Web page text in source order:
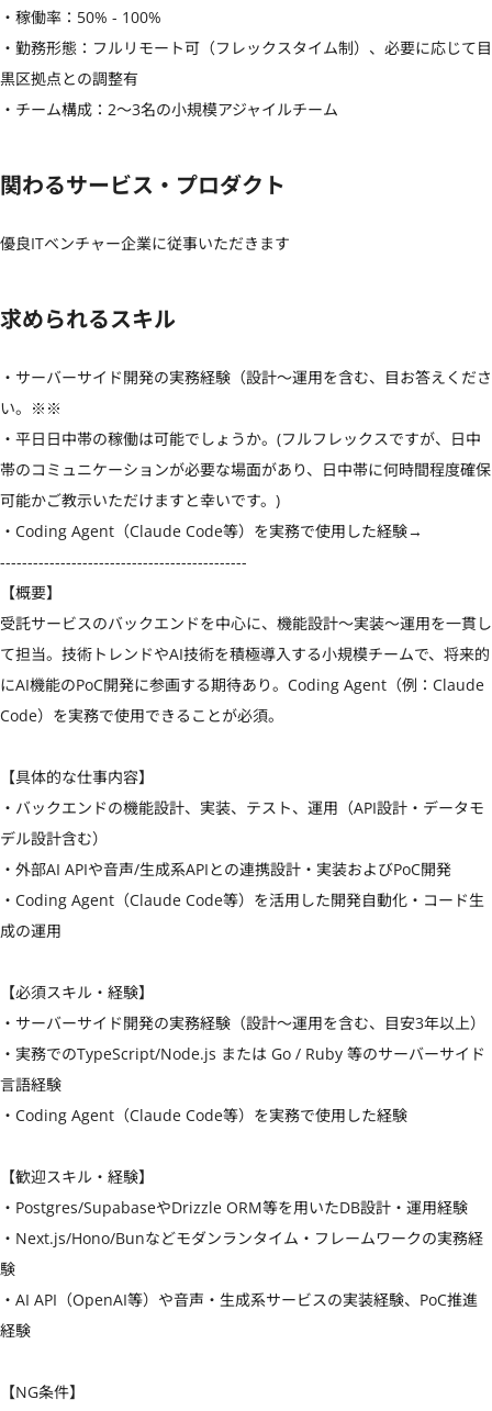
・稼働率：50% - 100%
・勤務形態：フルリモート可（フレックスタイム制）、必要に応じて目
黒区拠点との調整有
・チーム構成：2〜3名の小規模アジャイルチーム
関わるサービス・プロダクト
優良ITベンチャー企業に従事いただきます
求められるスキル
・サーバーサイド開発の実務経験（設計〜運用を含む、目お答えくださ
い。※※
・平日日中帯の稼働は可能でしょうか。(フルフレックスですが、日中
帯のコミュニケーションが必要な場面があり、日中帯に何時間程度確保
可能かご教示いただけますと幸いです。)
・Coding Agent（Claude Code等）を実務で使用した経験→
---------------------------------------------
【概要】
受託サービスのバックエンドを中心に、機能設計〜実装〜運用を一貫し
て担当。技術トレンドやAI技術を積極導入する小規模チームで、将来的
にAI機能のPoC開発に参画する期待あり。Coding Agent（例：Claude
Code）を実務で使用できることが必須。
【具体的な仕事内容】
・バックエンドの機能設計、実装、テスト、運用（API設計・データモ
デル設計含む）
・外部AI APIや音声/生成系APIとの連携設計・実装およびPoC開発
・Coding Agent（Claude Code等）を活用した開発自動化・コード生
成の運用
【必須スキル・経験】
・サーバーサイド開発の実務経験（設計〜運用を含む、目安3年以上）
・実務でのTypeScript/Node.js または Go / Ruby 等のサーバーサイド
言語経験
・Coding Agent（Claude Code等）を実務で使用した経験
【歓迎スキル・経験】
・Postgres/SupabaseやDrizzle ORM等を用いたDB設計・運用経験
・Next.js/Hono/Bunなどモダンランタイム・フレームワークの実務経
験
・AI API（OpenAI等）や音声・生成系サービスの実装経験、PoC推進
経験
【NG条件】